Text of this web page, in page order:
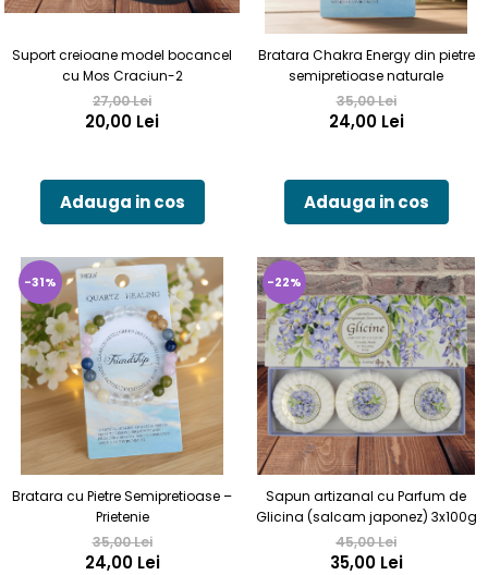
Suport creioane model bocancel
cu Mos Craciun-2
27,00 Lei
20,00 Lei
Adauga in cos
Bratara Chakra Energy din pietre
semipretioase naturale
35,00 Lei
24,00 Lei
Adauga in cos
-31%
Bratara cu Pietre Semipretioase –
Prietenie
35,00 Lei
24,00 Lei
-22%
Sapun artizanal cu Parfum de
Glicina (salcam japonez) 3x100g
45,00 Lei
35,00 Lei